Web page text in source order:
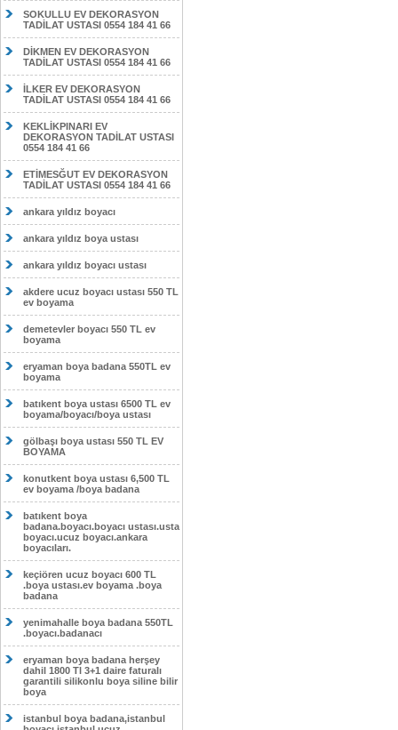
SOKULLU EV DEKORASYON
TADİLAT USTASI 0554 184 41 66
DİKMEN EV DEKORASYON
TADİLAT USTASI 0554 184 41 66
İLKER EV DEKORASYON
TADİLAT USTASI 0554 184 41 66
KEKLİKPINARI EV
DEKORASYON TADİLAT USTASI
0554 184 41 66
ETİMESĞUT EV DEKORASYON
TADİLAT USTASI 0554 184 41 66
ankara yıldız boyacı
ankara yıldız boya ustası
ankara yıldız boyacı ustası
akdere ucuz boyacı ustası 550 TL
ev boyama
demetevler boyacı 550 TL ev
boyama
eryaman boya badana 550TL ev
boyama
batıkent boya ustası 6500 TL ev
boyama/boyacı/boya ustası
gölbaşı boya ustası 550 TL EV
BOYAMA
konutkent boya ustası 6,500 TL
ev boyama /boya badana
batıkent boya
badana.boyacı.boyacı ustası.usta
boyacı.ucuz boyacı.ankara
boyacıları.
keçiören ucuz boyacı 600 TL
.boya ustası.ev boyama .boya
badana
yenimahalle boya badana 550TL
.boyacı.badanacı
eryaman boya badana herşey
dahil 1800 Tl 3+1 daire faturalı
garantili silikonlu boya siline bilir
boya
istanbul boya badana,istanbul